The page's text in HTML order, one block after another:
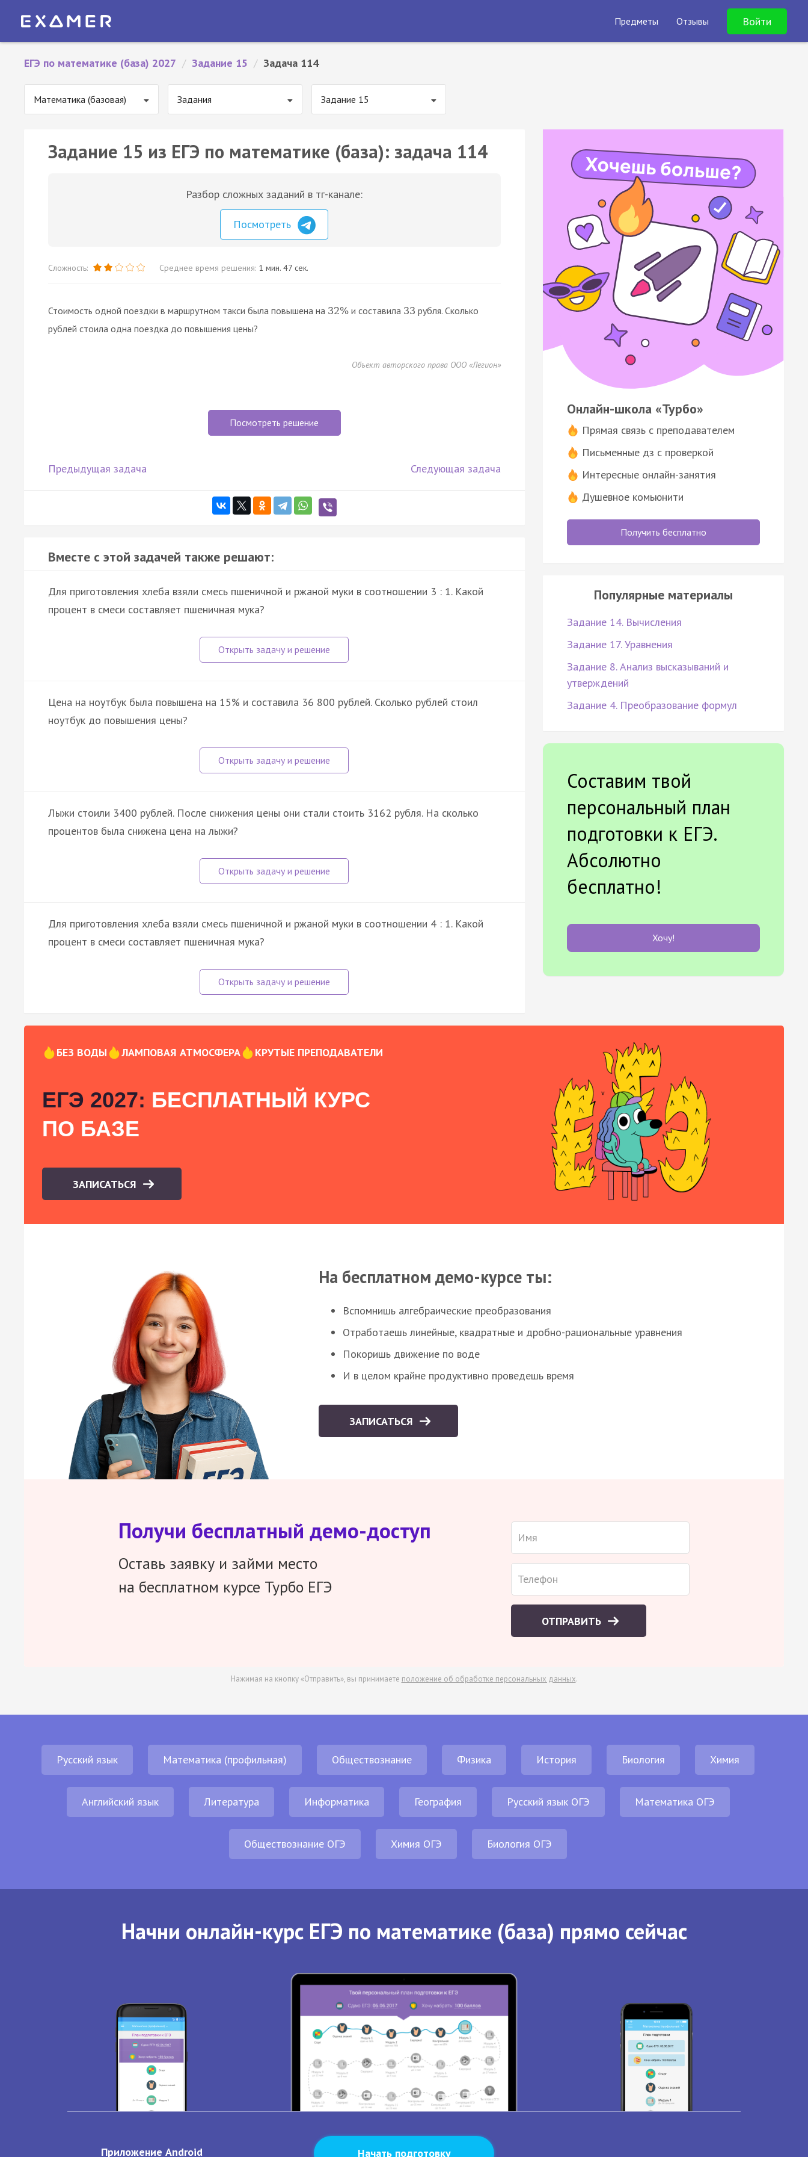
Предметы Отзывы Войти
ЕГЭ по математике (база) 2027 / Задание 15 / Задача 114
Математика (базовая) Задания Задание 15
Задание 15 из ЕГЭ по математике (база): задача 114
Разбор сложных заданий в тг-канале:
Посмотреть
Сложность: Среднее время решения: 1 мин. 47 сек.
Стоимость одной поездки в маршрутном такси была повышена на 32% и составила 33 рубля. Сколько
рублей стоила одна поездка до повышения цены?
Объект авторского права ООО «Легион»
Посмотреть решение
Предыдущая задача Следующая задача
Вместе с этой задачей также решают:
Для приготовления хлеба взяли смесь пшеничной и ржаной муки в соотношении 3 : 1. Какой
процент в смеси составляет пшеничная мука?
Цена на ноутбук была повышена на 15% и составила 36 800 рублей. Сколько рублей стоил
ноутбук до повышения цены?
Лыжи стоили 3400 рублей. После снижения цены они стали стоить 3162 рубля. На сколько
процентов была снижена цена на лыжи?
Для приготовления хлеба взяли смесь пшеничной и ржаной муки в соотношении 4 : 1. Какой
процент в смеси составляет пшеничная мука?
Онлайн-школа «Турбо»
Прямая связь с преподавателем
Письменные дз с проверкой
Интересные онлайн-занятия
Душевное комьюнити
Получить бесплатно
Популярные материалы
Задание 14. Вычисления
Задание 17. Уравнения
Задание 8. Анализ высказываний и
утверждений
Задание 4. Преобразование формул
Составим твой
персональный план
подготовки к ЕГЭ.
Абсолютно
бесплатно!
Хочу!
БЕЗ ВОДЫ ЛАМПОВАЯ АТМОСФЕРА КРУТЫЕ ПРЕПОДАВАТЕЛИ
ЕГЭ 2027: БЕСПЛАТНЫЙ КУРС
ПО БАЗЕ
ЗАПИСАТЬСЯ
На бесплатном демо-курсе ты:
Вспомнишь алгебраические преобразования
Отработаешь линейные, квадратные и дробно-рациональные уравнения
Покоришь движение по воде
И в целом крайне продуктивно проведешь время
ЗАПИСАТЬСЯ
Получи бесплатный демо-доступ
Оставь заявку и займи место
на бесплатном курсе Турбо ЕГЭ
ОТПРАВИТЬ
Нажимая на кнопку «Отправить», вы принимаете положение об обработке персональных данных.
Русский язык Математика (профильная) Обществознание Физика История Биология Химия
Английский язык Литература Информатика География Русский язык ОГЭ Математика ОГЭ
Обществознание ОГЭ Химия ОГЭ Биология ОГЭ
Начни онлайн-курс ЕГЭ по математике (база) прямо сейчас
Приложение Android Начать подготовку